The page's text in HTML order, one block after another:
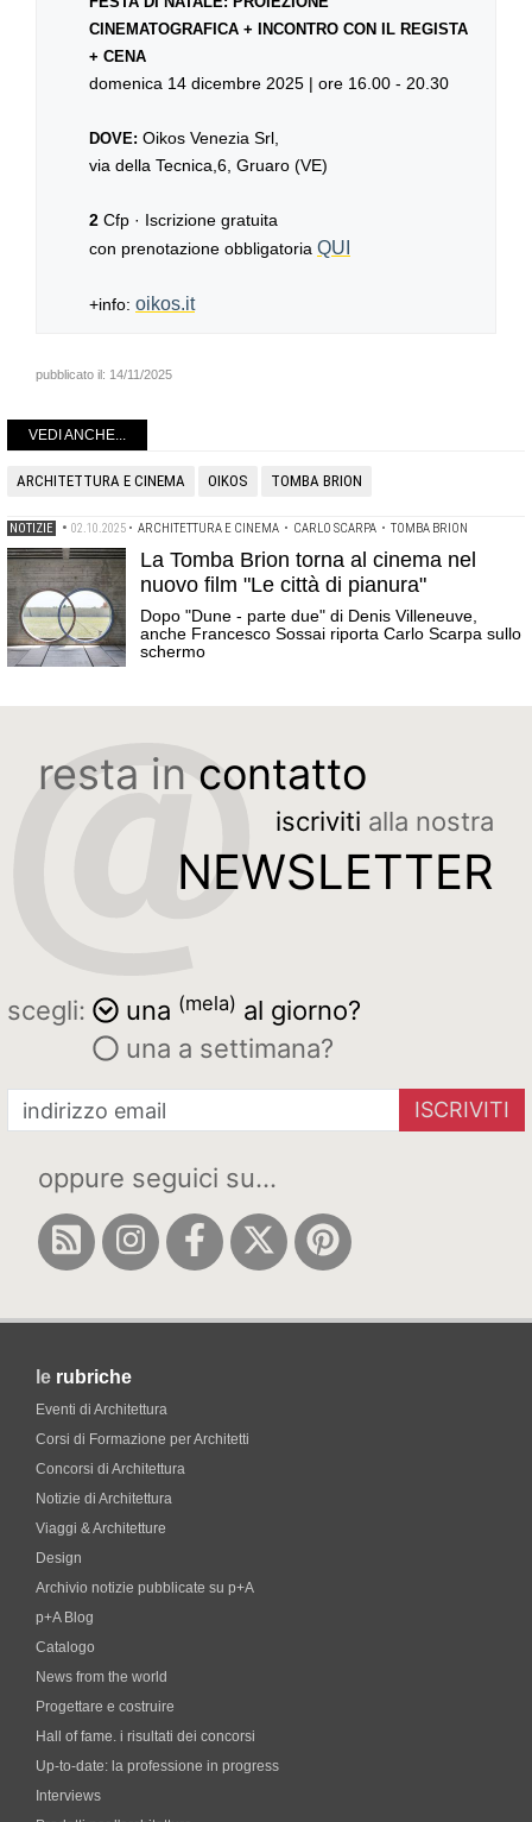
CINEMATOGRAFICA + INCONTRO CON IL REGISTA
+ CENA
domenica 14 dicembre 2025 | ore 16.00 - 20.30
DOVE: Oikos Venezia Srl,
via della Tecnica,6, Gruaro (VE)
2 Cfp · Iscrizione gratuita
con prenotazione obbligatoria QUI
+info: oikos.it
pubblicato il: 14/11/2025
VEDI ANCHE...
ARCHITETTURA E CINEMA OIKOS TOMBA BRION
NOTIZIE • 02.10.2025 • ARCHITETTURA E CINEMA • CARLO SCARPA • TOMBA BRION
La Tomba Brion torna al cinema nel
nuovo film "Le città di pianura"
Dopo "Dune - parte due" di Denis Villeneuve,
anche Francesco Sossai riporta Carlo Scarpa sullo
schermo
resta in contatto
iscriviti alla nostra
NEWSLETTER
scegli: una (mela) al giorno?
una a settimana?
ISCRIVITI
oppure seguici su...
le rubriche
Eventi di Architettura
Corsi di Formazione per Architetti
Concorsi di Architettura
Notizie di Architettura
Viaggi & Architetture
Design
Archivio notizie pubblicate su p+A
p+A Blog
Catalogo
News from the world
Progettare e costruire
Hall of fame. i risultati dei concorsi
Up-to-date: la professione in progress
Interviews